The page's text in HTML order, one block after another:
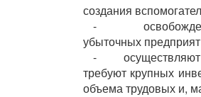
создания
- освобождение
убыточных
- осуществляют
требуют крупных
объема трудовых и,